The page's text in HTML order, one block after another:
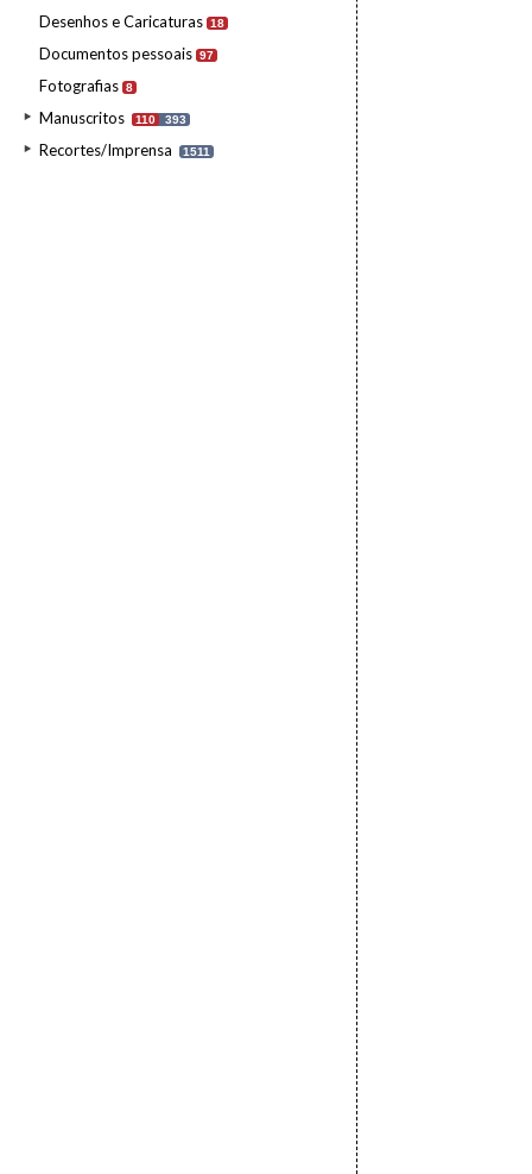
Desenhos e Caricaturas 18
Documentos pessoais 97
Fotografias 8
Manuscritos 110 393
Recortes/Imprensa 1511